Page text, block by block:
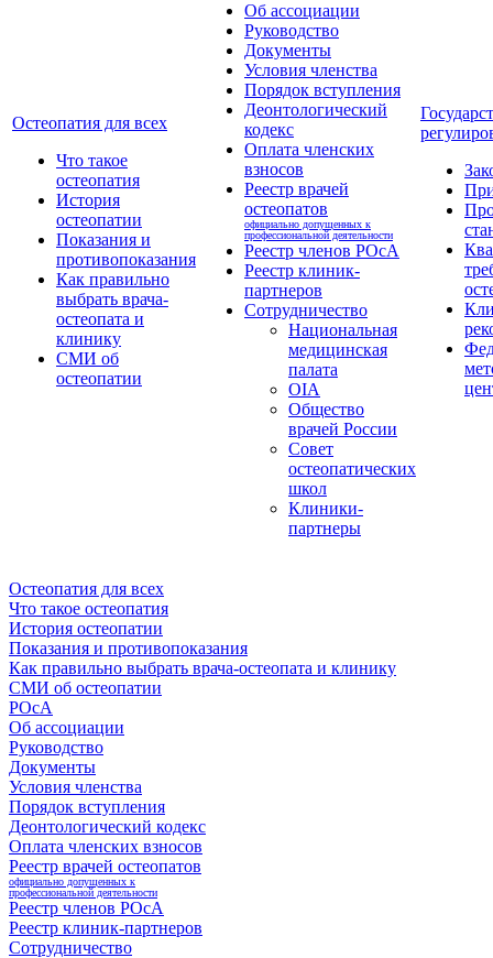
Остеопатия для всех
Что такое
остеопатия
История
остеопатии
Показания и
противопоказания
Как правильно
выбрать врача-
остеопата и
клинику
СМИ об
остеопатии
Об ассоциации
Руководство
Документы
Условия членства
Порядок вступления
Деонтологический
кодекс
Оплата членских
взносов
Реестр врачей
остеопатов
официально допущенных к
профессиональной деятельности
Реестр членов РОсА
Реестр клиник-
партнеров
Сотрудничество
Национальная
медицинская
палата
OIA
Общество
врачей России
Совет
остеопатических
школ
Клиники-
партнеры
Остеопатия для всех
Что такое остеопатия
История остеопатии
Показания и противопоказания
Как правильно выбрать врача-остеопата и клинику
СМИ об остеопатии
РОсА
Об ассоциации
Руководство
Документы
Условия членства
Порядок вступления
Деонтологический кодекс
Оплата членских взносов
Реестр врачей остеопатов
официально допущенных к
профессиональной деятельности
Реестр членов РОсА
Реестр клиник-партнеров
Сотрудничество